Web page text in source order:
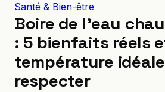
Santé & Bien-être
Boire de l’eau
: 5 bienfaits réels
température
respecter